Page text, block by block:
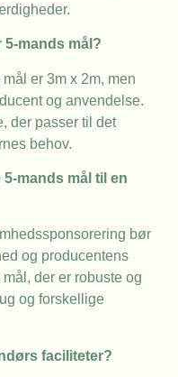
5-mands mål?
er 3m x 2m, men
og anvendelse.
der passer til det
behov.
mands mål til en
bør
og producentens
der er robuste og
og forskellige
faciliteter?